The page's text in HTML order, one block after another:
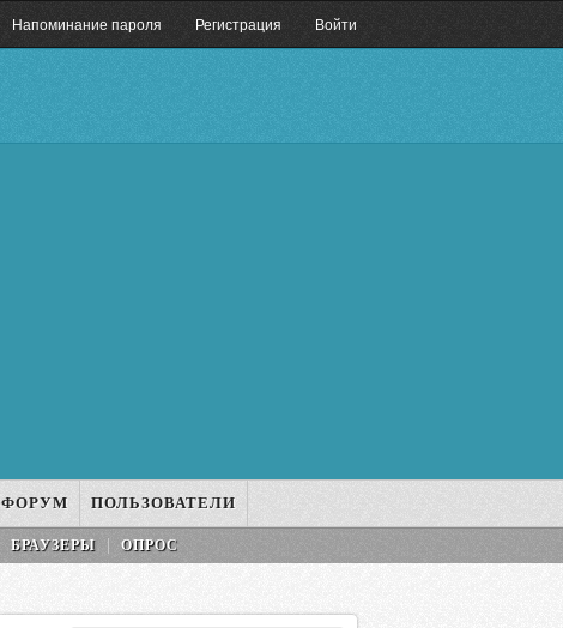
Напоминание пароля Регистрация Войти
ФОРУМ ПОЛЬЗОВАТЕЛИ
БРАУЗЕРЫ ОПРОС